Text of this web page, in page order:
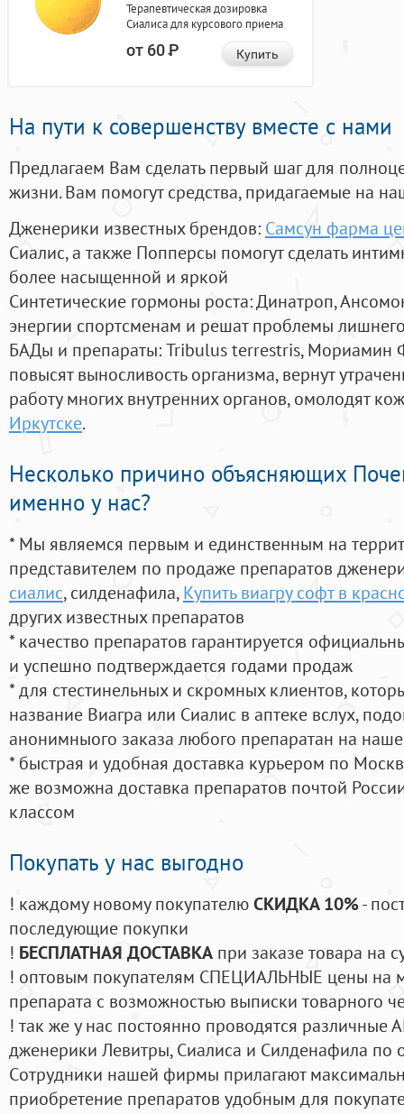
Терапевтическая дозировка
Сиалиса для курсового приема
от 60Р Купить
На пути к совершенству вместе с нами
Предлагаем Вам сделать первый шаг для
жизни. Вам помогут средства, придагаемые на
Дженерики известных брендов: Самсун фарма
Сиалис, а также Попперсы помогут сделать
более насыщенной и яркой
Синтетические гормоны роста: Динатроп,
энергии спортсменам и решат проблемы
БАДы и препараты:Tribulus terrestris, Мориамин
повысят выносливость организма, вернут
работу многих внутренних органов, омолодят
Иркутске.
Несколько причино объясняющих
именно у нас?
* Мы являемся первым и единственным на
представителем по продаже препаратов
сиалис, силденафила, Купить виагру софт в
других известных препаратов
* качество препаратов гарантируется
и успешно подтверждается годами продаж
* для стестинельных и скромных клиентов,
название Виагра или Сиалис в аптеке вслух,
анонимныого заказа любого препаратан на
* быстрая и удобная доставка курьером по
же возможна доставка препаратов почтой
классом
Покупать у нас выгодно
! каждому новому покупателюСКИДКА 10%-
последующие покупки
! БЕСПЛАТНАЯ ДОСТАВКА при заказе товара на
! оптовым покупателям СПЕЦИАЛЬНЫЕ цены на
препарата с возможностью выписки товарного
! так же у нас постоянно проводятся
дженерики Левитры, Сиалиса и Силденафила по
Cотрудники нашей фирмы прилагают
приобретение препаратов удобным для